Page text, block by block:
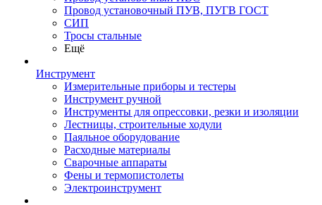
Провод установочный ПУВ, ПУГВ ГОСТ
СИП
Тросы стальные
Ещё
Инструмент
Измерительные приборы и тестеры
Инструмент ручной
Инструменты для опрессовки, резки и изоляции
Лестницы, строительные ходули
Паяльное оборудование
Расходные материалы
Сварочные аппараты
Фены и термопистолеты
Электроинструмент